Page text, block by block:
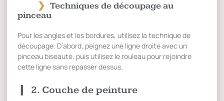
Techniques de découpage au
pinceau
Pour les angles et les bordures, utilisez la technique de
découpage. D’abord, peignez une ligne droite avec un
pinceau biseauté, puis utilisez le rouleau pour rejoindre
cette ligne sans repasser dessus.
2. Couche de peinture